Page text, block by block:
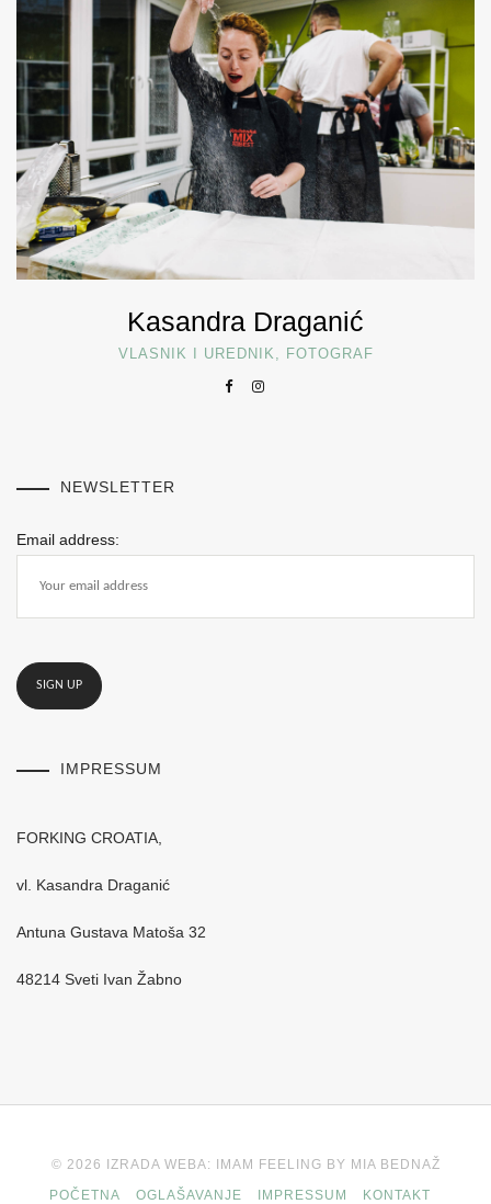
Kasandra Draganić
VLASNIK I UREDNIK, FOTOGRAF
NEWSLETTER
Email address:
IMPRESSUM
FORKING CROATIA,
vl. Kasandra Draganić
Antuna Gustava Matoša 32
48214 Sveti Ivan Žabno
© 2026 IZRADA WEBA: IMAM FEELING BY MIA BEDNAŽ
POČETNA
OGLAŠAVANJE IMPRESSUM KONTAKT